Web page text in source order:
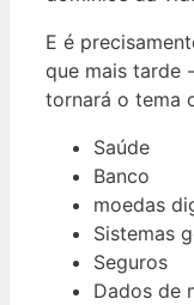
E é
que mais tarde
tornará o tema
Saúde
Banco
moedas
Sistemas
Seguros
Dados de